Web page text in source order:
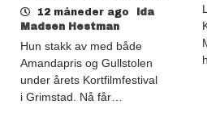
12 måneder ago
Ida
Madsen Hestman
Hun stakk av med både
Amandapris og Gullstolen
under årets Kortfilmfestival
i Grimstad. Nå får…